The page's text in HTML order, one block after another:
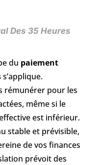
Des 35 Heures
du paiement
s’applique.
rémunérer pour les
même si le
est inférieur.
stable et prévisible,
de vos finances
prévoit des